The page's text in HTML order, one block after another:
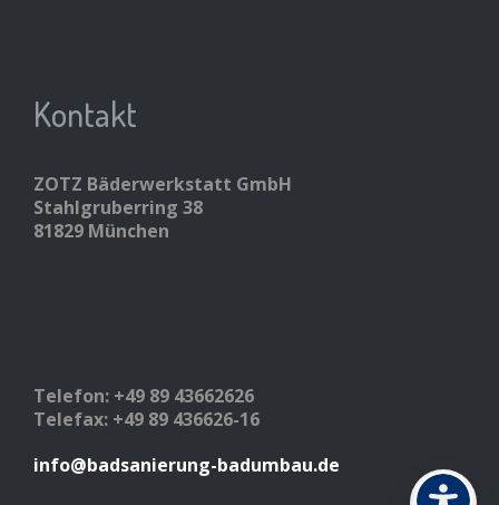
Kontakt
ZOTZ Bäderwerkstatt GmbH
Stahlgruberring 38
81829 München
Telefon: +49 89 43662626
Telefax: +49 89 436626-16
info@badsanierung-badumbau.de